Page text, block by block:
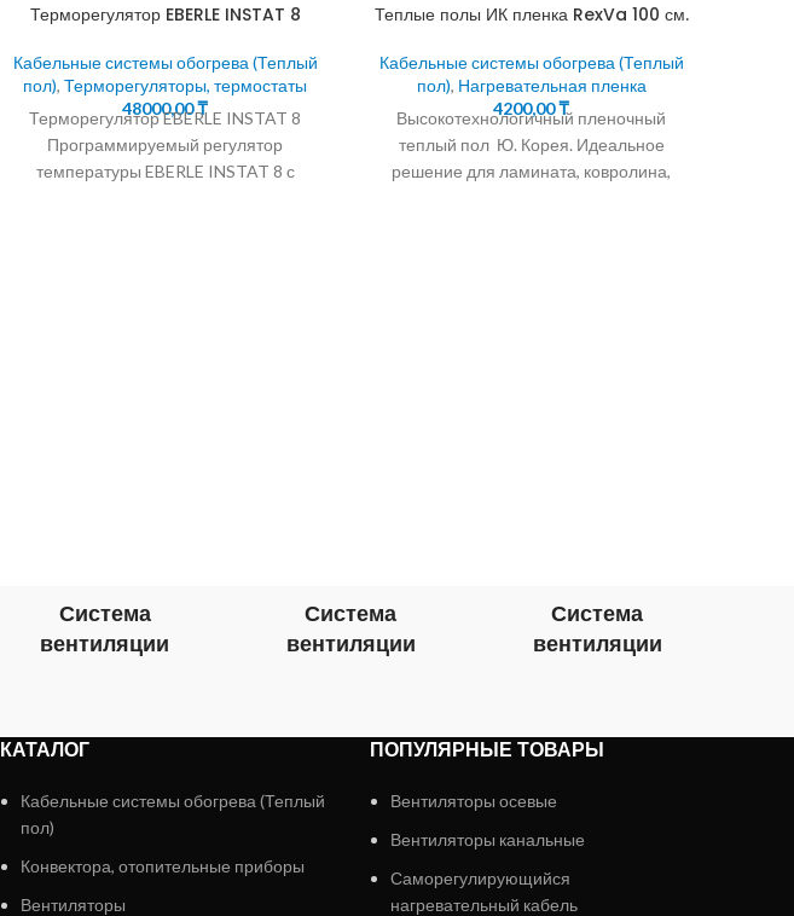
Терморегулятор EBERLE INSTAT 8
Кабельные системы обогрева (Теплый
пол), Терморегуляторы, термостаты
48000,00₸
Терморегулятор EBERLE INSTAT 8
Программируемый регулятор
температуры EBERLE INSTAT 8 с
Теплые полы ИК пленка RexVa 100 см.
Кабельные системы обогрева (Теплый
пол), Нагревательная пленка
4200,00₸
Высокотехнологичный пленочный
теплый пол Ю. Корея. Идеальное
решение для ламината, ковролина,
Система
вентиляции
Система
вентиляции
Система
вентиляции
КАТАЛОГ
Кабельные системы обогрева (Теплый
пол)
Конвектора, отопительные приборы
Вентиляторы
ПОПУЛЯРНЫЕ ТОВАРЫ
Вентиляторы осевые
Вентиляторы канальные
Саморегулирующийся
нагревательный кабель